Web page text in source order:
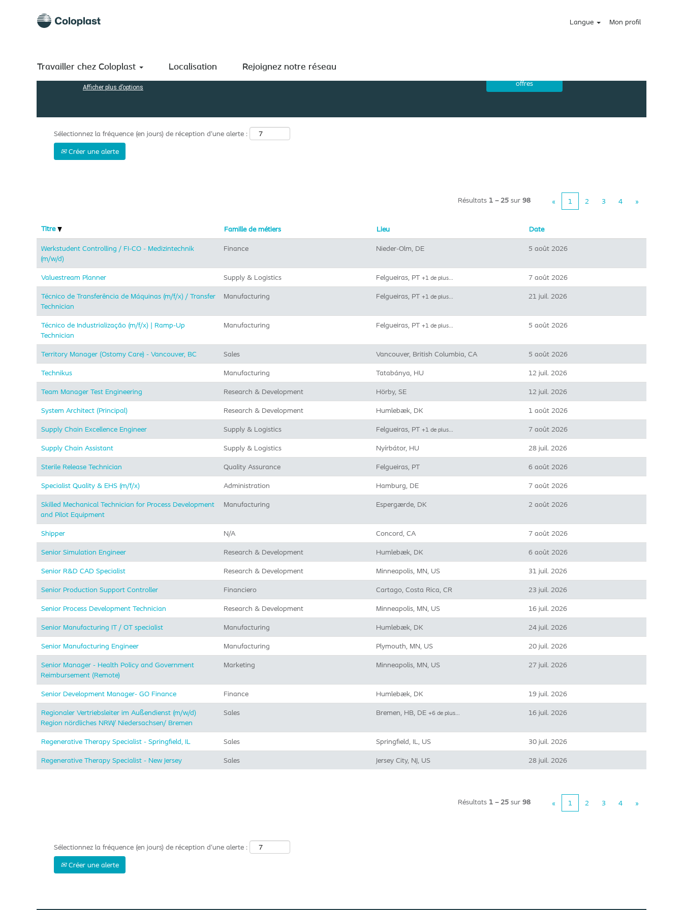
Langue Mon profil
Travailler chez Coloplast Localisation Rejoignez notre réseau
Afficher plus d’options
Sélectionnez la fréquence (en jours) de réception d’une alerte :
Créer une alerte
Résultats 1 – 25 sur 98 « 1 2 3 4 »
Titre Famille de métiers Lieu Date
Werkstudent Controlling / FI-CO - Medizintechnik
(m/w/d)
Finance Nieder-Olm, DE 5 août 2026
Valuestream Planner Supply & Logistics Felgueiras, PT +1 de plus… 7 août 2026
Técnico de Transferência de Máquinas (m/f/x) / Transfer
Technician
Manufacturing Felgueiras, PT +1 de plus… 21 juil. 2026
Técnico de Industrialização (m/f/x) | Ramp-Up
Technician
Manufacturing Felgueiras, PT +1 de plus… 5 août 2026
Territory Manager (Ostomy Care) - Vancouver, BC Sales Vancouver, British Columbia, CA 5 août 2026
Technikus Manufacturing Tatabánya, HU 12 juil. 2026
Team Manager Test Engineering Research & Development Hörby, SE 12 juil. 2026
System Architect (Principal) Research & Development Humlebæk, DK 1 août 2026
Supply Chain Excellence Engineer Supply & Logistics Felgueiras, PT +1 de plus… 7 août 2026
Supply Chain Assistant Supply & Logistics Nyírbátor, HU 28 juil. 2026
Sterile Release Technician Quality Assurance Felgueiras, PT 6 août 2026
Specialist Quality & EHS (m/f/x) Administration Hamburg, DE 7 août 2026
Skilled Mechanical Technician for Process Development
and Pilot Equipment
Manufacturing Espergærde, DK 2 août 2026
Shipper N/A Concord, CA 7 août 2026
Senior Simulation Engineer Research & Development Humlebæk, DK 6 août 2026
Senior R&D CAD Specialist Research & Development Minneapolis, MN, US 31 juil. 2026
Senior Production Support Controller Financiero Cartago, Costa Rica, CR 23 juil. 2026
Senior Process Development Technician Research & Development Minneapolis, MN, US 16 juil. 2026
Senior Manufacturing IT / OT specialist Manufacturing Humlebæk, DK 24 juil. 2026
Senior Manufacturing Engineer Manufacturing Plymouth, MN, US 20 juil. 2026
Senior Manager - Health Policy and Government
Reimbursement (Remote)
Marketing Minneapolis, MN, US 27 juil. 2026
Senior Development Manager- GO Finance Finance Humlebæk, DK 19 juil. 2026
Regionaler Vertriebsleiter im Außendienst (m/w/d)
Region nördliches NRW/ Niedersachsen/ Bremen
Sales Bremen, HB, DE +6 de plus… 16 juil. 2026
Regenerative Therapy Specialist - Springfield, IL Sales Springfield, IL, US 30 juil. 2026
Regenerative Therapy Specialist - New Jersey Sales Jersey City, NJ, US 28 juil. 2026
Résultats 1 – 25 sur 98 « 1 2 3 4 »
Sélectionnez la fréquence (en jours) de réception d’une alerte :
Créer une alerte